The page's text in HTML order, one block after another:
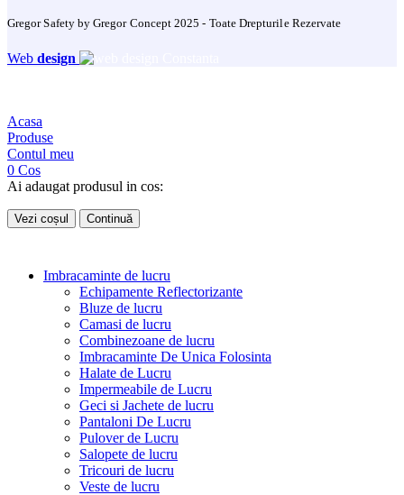
Gregor Safety by Gregor Concept 2025 - Toate Drepturile Rezervate
Web design
Acasa
Produse
Contul meu
0 Cos
Ai adaugat produsul in cos:
Vezi coșul Continuă
Imbracaminte de lucru
Echipamente Reflectorizante
Bluze de lucru
Camasi de lucru
Combinezoane de lucru
Imbracaminte De Unica Folosinta
Halate de Lucru
Impermeabile de Lucru
Geci si Jachete de lucru
Pantaloni De Lucru
Pulover de Lucru
Salopete de lucru
Tricouri de lucru
Veste de lucru